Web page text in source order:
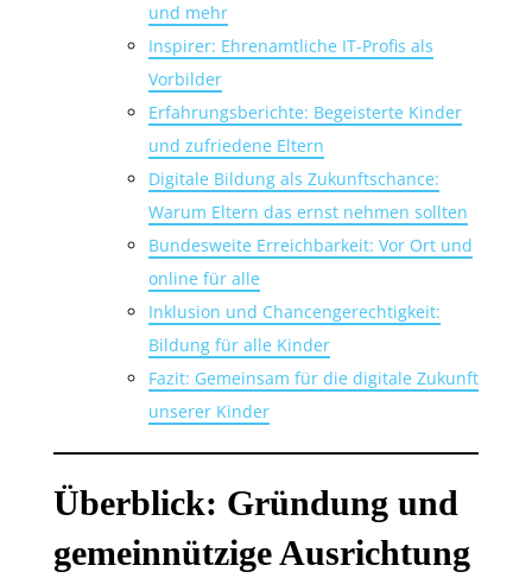
und mehr
Inspirer: Ehrenamtliche IT-Profis als
Vorbilder
Erfahrungsberichte: Begeisterte Kinder
und zufriedene Eltern
Digitale Bildung als Zukunftschance:
Warum Eltern das ernst nehmen sollten
Bundesweite Erreichbarkeit: Vor Ort und
online für alle
Inklusion und Chancengerechtigkeit:
Bildung für alle Kinder
Fazit: Gemeinsam für die digitale Zukunft
unserer Kinder
Überblick: Gründung und
gemeinnützige Ausrichtung